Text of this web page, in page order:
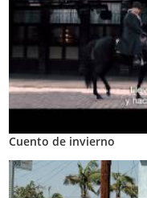
Cuento de invierno